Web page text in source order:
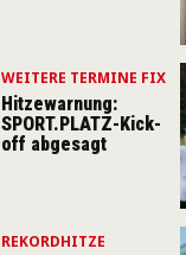
WEITERE TERMINE FIX
Hitzewarnung:
SPORT.PLATZ-Kick-
off abgesagt
REKORDHITZE